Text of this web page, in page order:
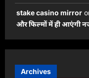
stake casino mirror
और फिल्मों में ही आएंगी
Archives